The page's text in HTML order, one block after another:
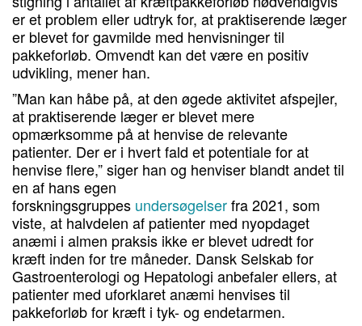
er et problem eller udtryk for, at praktiserende læger
er blevet for gavmilde med henvisninger til
pakkeforløb. Omvendt kan det være en positiv
udvikling, mener han.
”Man kan håbe på, at den øgede aktivitet afspejler,
at praktiserende læger er blevet mere
opmærksomme på at henvise de relevante
patienter. Der er i hvert fald et potentiale for at
henvise flere,” siger han og henviser blandt andet til
en af hans egen
forskningsgruppes undersøgelserfra 2021, som
viste, at halvdelen af patienter med nyopdaget
anæmi i almen praksis ikke er blevet udredt for
kræft inden for tre måneder. Dansk Selskab for
Gastroenterologi og Hepatologi anbefaler ellers, at
patienter med uforklaret anæmi henvises til
pakkeforløb for kræft i tyk- og endetarmen.